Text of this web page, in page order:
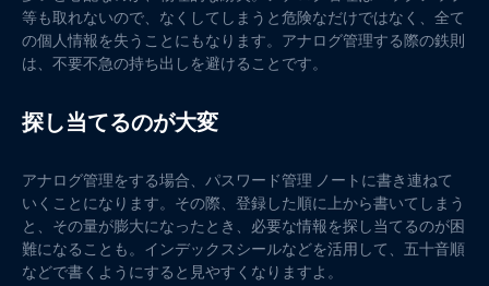
等も取れないので、なくしてしまうと危険なだけではなく、全て
の個人情報を失うことにもなります。アナログ管理する際の鉄則
は、不要不急の持ち出しを避けることです。
探し当てるのが大変
アナログ管理をする場合、パスワード管理 ノートに書き連ねて
いくことになります。その際、登録した順に上から書いてしまう
と、その量が膨大になったとき、必要な情報を探し当てるのが困
難になることも。インデックスシールなどを活用して、五十音順
などで書くようにすると見やすくなりますよ。